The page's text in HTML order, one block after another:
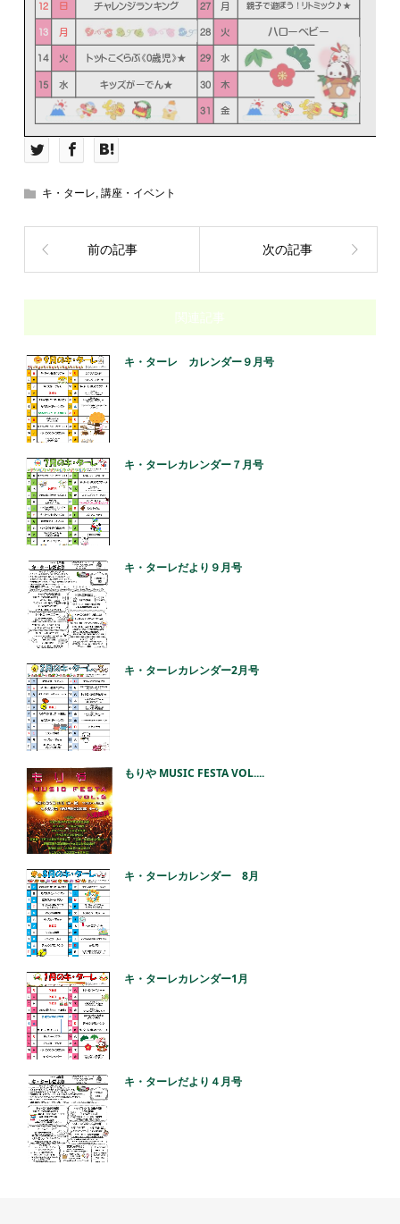
キ・ターレ,講座・イベント
前の記事 次の記事
関連記事
キ・ターレ カレンダー９月号
キ・ターレカレンダー７月号
キ・ターレだより９月号
キ・ターレカレンダー2月号
もりや MUSIC FESTA VOL....
キ・ターレカレンダー 8月
キ・ターレカレンダー1月
キ・ターレだより４月号